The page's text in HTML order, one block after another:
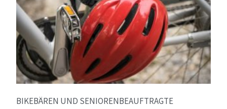
BIKEBÄREN UND SENIORENBEAUFTRAGTE